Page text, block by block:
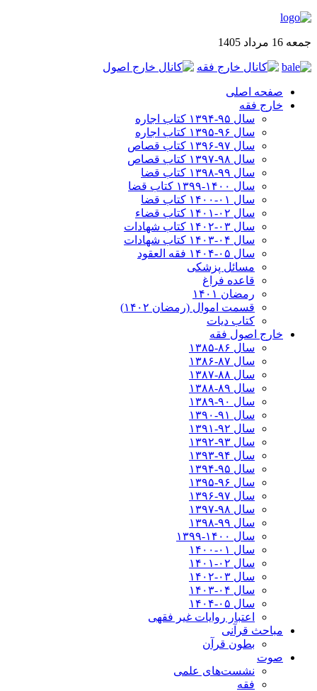
جمعه 16 مرداد 1405
صفحه اصلی
خارج فقه
سال ۹۵-۱۳۹۴ کتاب اجاره
سال ۹۶-۱۳۹۵ کتاب اجاره
سال ۹۷-۱۳۹۶ کتاب قصاص
سال ۹۸-۱۳۹۷ کتاب قصاص
سال ۹۹-۱۳۹۸‍ کتاب قضا
سال ۱۴۰۰-۱۳۹۹ کتاب قضا
سال ۰۱-۱۴۰۰ کتاب قضا
سال ۰۲-۱۴۰۱ کتاب قضاء
سال ۰۳-۱۴۰۲ کتاب شهادات
سال ۰۴-۱۴۰۳ کتاب شهادات
سال ۰۵-۱۴۰۴ فقه العقود
مسائل پزشکی
قاعده فراغ
رمضان ۱۴۰۱
قسمت اموال (رمضان ۱۴۰۲)
کتاب دیات
خارج اصول فقه
سال ۸۶-۱۳۸۵
سال ۸۷-۱۳۸۶
سال ۸۸-۱۳۸۷
سال ۸۹-۱۳۸۸
سال ۹۰-۱۳۸۹
سال ۹۱-۱۳۹۰
سال ۹۲-۱۳۹۱
سال ۹۳-۱۳۹۲
سال ۹۴-۱۳۹۳
سال ۹۵-۱۳۹۴
سال ۹۶-۱۳۹۵
سال ۹۷-۱۳۹۶
سال ۹۸-۱۳۹۷
سال ۹۹-۱۳۹۸‍
سال ۱۴۰۰-۱۳۹۹
سال ۰۱-۱۴۰۰
سال ۰۲-۱۴۰۱
سال ۰۳-۱۴۰۲
سال ۰۴-۱۴۰۳
سال ۰۵-۱۴۰۴
اعتبار روایات غیر فقهی
مباحث قرآنی
بطون قرآن
صوت
نشست‌های علمی
فقه